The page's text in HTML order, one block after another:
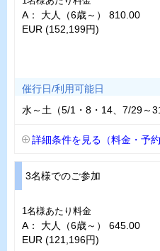
A： 大人（6歳～） 810.00
EUR (152,199円)
催行日/利用可能日
水～土（5/1・8・14、7/29～
詳細条件を見る（料金・予
3名様でのご参加
1名様あたり料金
A： 大人（6歳～） 645.00
EUR (121,196円)